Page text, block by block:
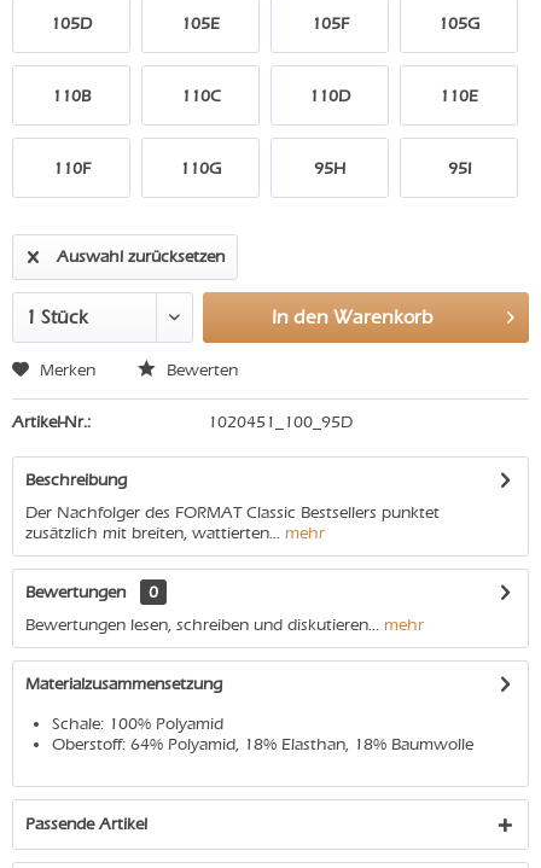
105D 105E 105F 105G
110B 110C 110D 110E
110F 110G 95H 95I
Auswahl zurücksetzen
In den Warenkorb
Merken Bewerten
Artikel-Nr.: 1020451_100_95D
Beschreibung
Der Nachfolger des FORMAT Classic Bestsellers punktet
zusätzlich mit breiten, wattierten... mehr
Bewertungen
0
Bewertungen lesen, schreiben und diskutieren... mehr
Materialzusammensetzung
Schale: 100% Polyamid
Oberstoff: 64% Polyamid, 18% Elasthan, 18% Baumwolle
Passende Artikel